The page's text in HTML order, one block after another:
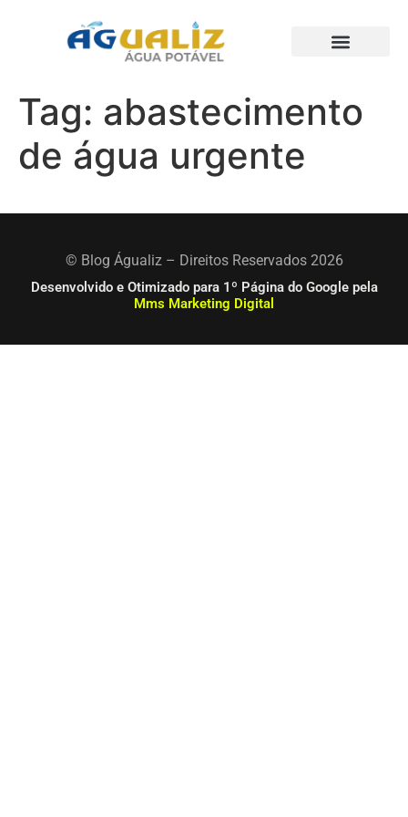
Tag: abastecimento
de água urgente
© Blog Águaliz – Direitos Reservados 2026
Desenvolvido e Otimizado para 1º Página do Google pela
Mms Marketing Digital